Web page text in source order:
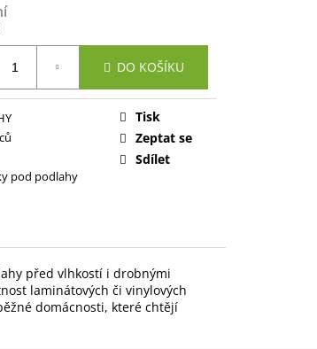
DO KOŠÍKU
pod podlahy
Tisk
Zeptat se
Sdílet
před vlhkostí i drobnými
laminátových či vinylových
domácnosti, které chtějí